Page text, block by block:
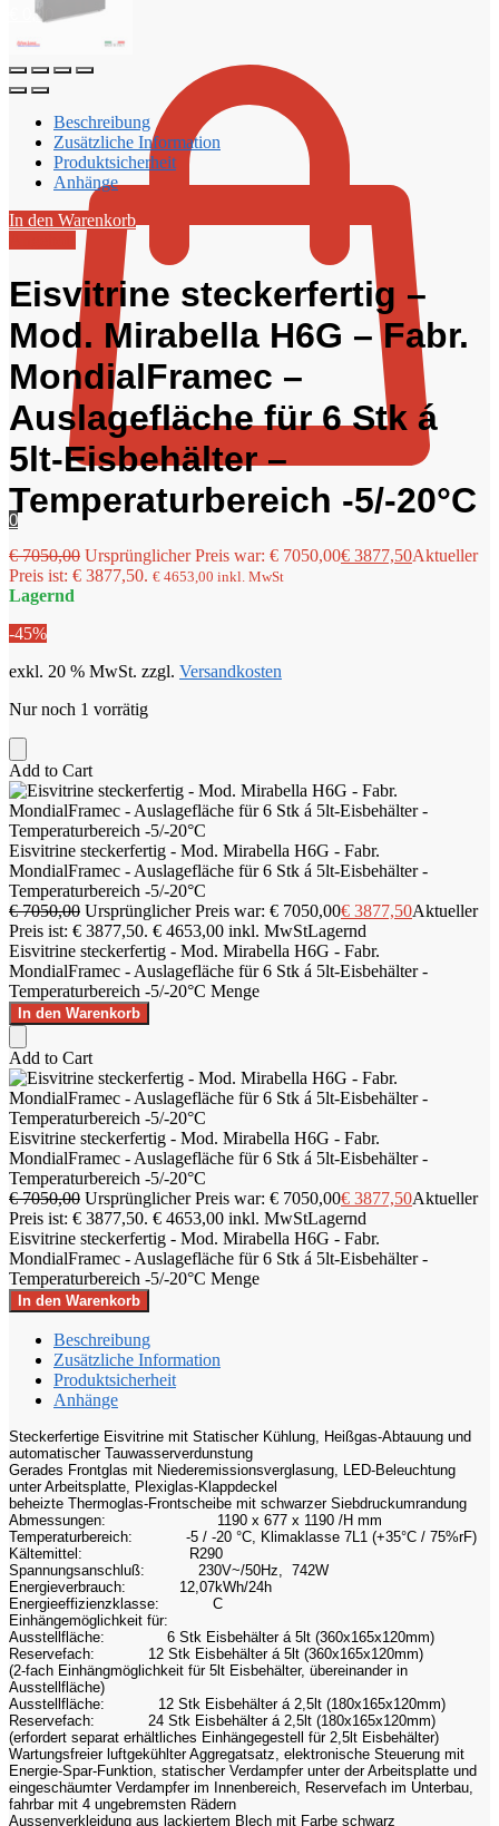
0,00
0
Beschreibung
Zusätzliche Information
Produktsicherheit
Anhänge
In den Warenkorb
Eisvitrine steckerfertig –
Mod. Mirabella H6G – Fabr.
MondialFramec –
Auslagefläche für 6 Stk á
5lt-Eisbehälter –
Temperaturbereich -5/-20°C
€7050,00 Ursprünglicher Preis war: € 7050,00€ 3877,50Aktueller
Preis ist: € 3877,50. € 4653,00 inkl. MwSt
Lagernd
-45%
exkl. 20 % MwSt. zzgl. Versandkosten
Nur noch 1 vorrätig
Add to Cart
Eisvitrine steckerfertig - Mod. Mirabella H6G - Fabr.
MondialFramec - Auslagefläche für 6 Stk á 5lt-Eisbehälter -
Temperaturbereich -5/-20°C
€7050,00 Ursprünglicher Preis war: € 7050,00€ 3877,50Aktueller
Preis ist: € 3877,50. € 4653,00 inkl. MwStLagernd
Eisvitrine steckerfertig - Mod. Mirabella H6G - Fabr.
MondialFramec - Auslagefläche für 6 Stk á 5lt-Eisbehälter -
Temperaturbereich -5/-20°C Menge
In den Warenkorb
Add to Cart
Eisvitrine steckerfertig - Mod. Mirabella H6G - Fabr.
MondialFramec - Auslagefläche für 6 Stk á 5lt-Eisbehälter -
Temperaturbereich -5/-20°C
€7050,00 Ursprünglicher Preis war: € 7050,00€ 3877,50Aktueller
Preis ist: € 3877,50. € 4653,00 inkl. MwStLagernd
Eisvitrine steckerfertig - Mod. Mirabella H6G - Fabr.
MondialFramec - Auslagefläche für 6 Stk á 5lt-Eisbehälter -
Temperaturbereich -5/-20°C Menge
In den Warenkorb
Beschreibung
Zusätzliche Information
Produktsicherheit
Anhänge
Steckerfertige Eisvitrine mit Statischer Kühlung, Heißgas-Abtauung und
automatischer Tauwasserverdunstung
Gerades Frontglas mit Niederemissionsverglasung, LED-Beleuchtung
unter Arbeitsplatte, Plexiglas-Klappdeckel
beheizte Thermoglas-Frontscheibe mit schwarzer Siebdruckumrandung
Abmessungen:
1190 x 677 x 1190 /H mm
Temperaturbereich:
-5 / -20 °C, Klimaklasse 7L1 (+35°C / 75%rF)
Kältemittel:
R290
Spannungsanschluß:
230V~/50Hz, 742W
Energieverbrauch:
12,07kWh/24h
Energieeffizienzklasse:
C
Einhängemöglichkeit für:
Ausstellfläche:
6 Stk Eisbehälter á 5lt (360x165x120mm)
Reservefach:
12 Stk Eisbehälter á 5lt (360x165x120mm)
(2-fach Einhängmöglichkeit für 5lt Eisbehälter, übereinander in
Ausstellfläche)
Ausstellfläche:
12 Stk Eisbehälter á 2,5lt (180x165x120mm)
Reservefach:
24 Stk Eisbehälter á 2,5lt (180x165x120mm)
(erfordert separat erhältliches Einhängegestell für 2,5lt Eisbehälter)
Wartungsfreier luftgekühlter Aggregatsatz, elektronische Steuerung mit
Energie-Spar-Funktion, statischer Verdampfer unter der Arbeitsplatte und
eingeschäumter Verdampfer im Innenbereich, Reservefach im Unterbau,
fahrbar mit 4 ungebremsten Rädern
Aussenverkleidung aus lackiertem Blech mit Farbe schwarz